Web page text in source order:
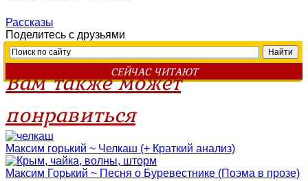
Рассказы
Поделитесь с друзьями
СЕЙЧАС ЧИТАЮТ
Вам также может
понравиться
Максим горький ~ Челкаш (+ Краткий анализ)
Максим Горький ~ Песня о Буревестнике (Поэма в прозе)